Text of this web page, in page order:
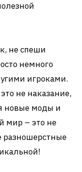
не спеши
немного
игроками.
не наказание,
новые моды и
мир – это не
разношерстные